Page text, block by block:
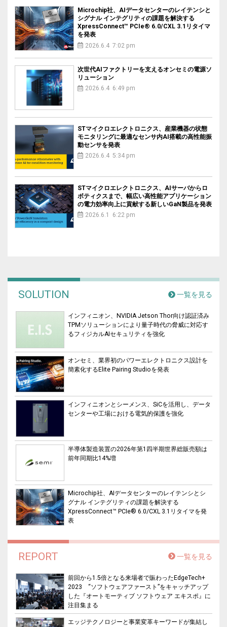
Microchip社、AIデータセンターのレイテンシと
シグナル インテグリティの課題を解決する
XpressConnect™ PCIe® 6.0/CXL 3.1リタイマ
を発表
2026.6.4 7:02 pm
次世代AIファクトリーを支えるオンセミの電源ソ
リューション
2026.6.4 6:49 pm
STマイクロエレクトロニクス、産業機器の状態
モニタリングに最適なセンサ内AI搭載の高性能振
動センサを発表
2026.6.4 5:34 pm
STマイクロエレクトロニクス、AIサーバからロ
ボティクスまで、幅広い高性能アプリケーション
の電力効率向上に貢献する新しいGaN製品を発表
2026.6.1 6:22 pm
SOLUTION 一覧を見る
インフィニオン、NVIDIA Jetson Thor向け認証済み
TPMソリューションにより量子時代の脅威に対応す
るフィジカルAIセキュリティを強化
オンセミ、業界初のパワーエレクトロニクス設計を
簡素化するElite Pairing Studioを発表
インフィニオンとシーメンス、SiCを活用し、データ
センターや工場における電気的保護を強化
半導体製造装置の2026年第1四半期世界総販売額は
前年同期比14%増
Microchip社、AIデータセンターのレイテンシとシ
グナル インテグリティの課題を解決する
XpressConnect™ PCIe® 6.0/CXL 3.1リタイマを発
表
REPORT 一覧を見る
前回から1.5倍となる来場者で賑わったEdgeTech+
2023 “ソフトウェアファースト”をキャッチアップ
した『オートモーティブ ソフトウェア エキスポ』に
注目集まる
エッジテクノロジーと事業変革キーワードが集結し